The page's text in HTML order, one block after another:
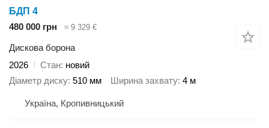
БДП 4
480 000 грн
≈ 9 329 €
Дискова борона
2026
Стан новий
Діаметр диску 510 мм Ширина захвату 4 м
Україна, Кропивницький